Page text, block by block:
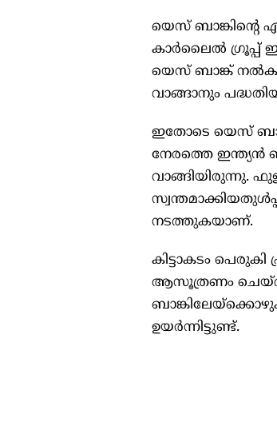
യെസ് ബാങ്കിന്റെ
കാര്‍ലൈല്‍ ഗ്രൂപ്പ്
യെസ് ബാങ്ക്
വാങ്ങാനും
ഇതോടെ യെസ്
നേരത്തെ ഇന്ത്യന്‍
വാങ്ങിയിരുന്നു.
നടത്തുകയാണ്.
കിട്ടാകടം
ആസൂത്രണം ചെയ്ത
ഉയര്‍ന്നിട്ടുണ്ട്.